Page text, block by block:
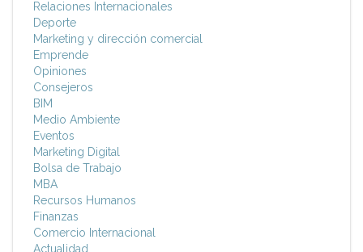
Relaciones Internacionales
Deporte
Marketing y dirección comercial
Emprende
Opiniones
Consejeros
BIM
Medio Ambiente
Eventos
Marketing Digital
Bolsa de Trabajo
MBA
Recursos Humanos
Finanzas
Comercio Internacional
Actualidad